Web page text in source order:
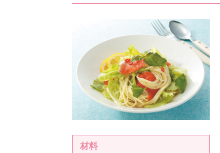
材料